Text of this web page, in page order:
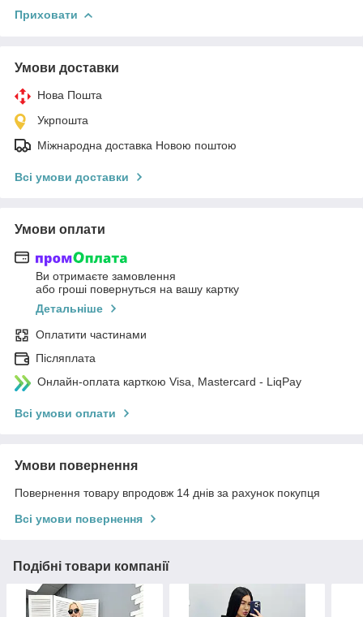
Приховати
Умови доставки
Нова Пошта
Укрпошта
Міжнародна доставка Новою поштою
Всі умови доставки
Умови оплати
Ви отримаєте замовлення
або гроші повернуться на вашу картку
Детальніше
Оплатити частинами
Післяплата
Онлайн-оплата карткою Visa, Mastercard - LiqPay
Всі умови оплати
Умови повернення
Повернення товару впродовж 14 днів за рахунок покупця
Всі умови повернення
Подібні товари компанії